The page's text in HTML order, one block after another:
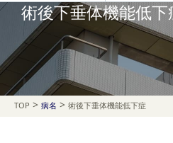
術後下垂体機能低下
TOP > 病名 > 術後下垂体機能低下症